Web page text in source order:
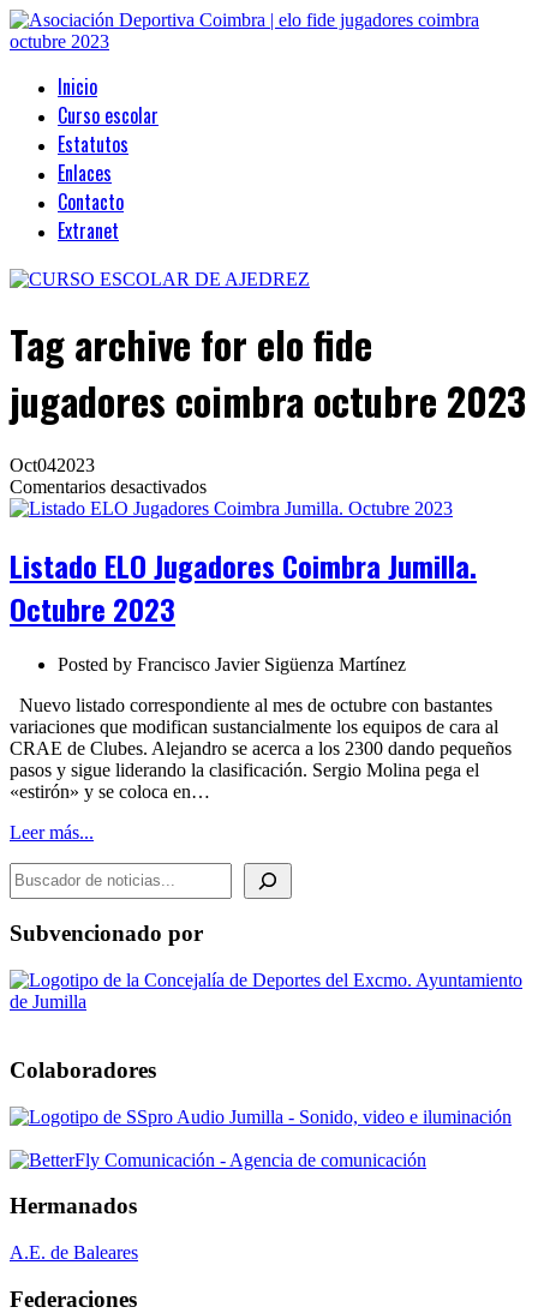
Inicio
Curso escolar
Estatutos
Enlaces
Contacto
Extranet
Tag archive for elo fide
jugadores coimbra octubre 2023
Oct042023
Comentarios desactivadosen
Listado
Coimbra
Listado ELO Jugadores Coimbra Jumilla.
Octubre 2023
Posted by Francisco Javier Sigüenza Martínez
Nuevo listado correspondiente al mes de octubre con bastantes
variaciones que modifican sustancialmente los equipos de cara al
CRAE de Clubes. Alejandro se acerca a los 2300 dando pequeños
pasos y sigue liderando la clasificación. Sergio Molina pega el
«estirón» y se coloca en…
Leer más...
BUSCADOR DE NOTICIAS
Subvencionado por
Colaboradores
Hermanados
A.E. de Baleares
Federaciones